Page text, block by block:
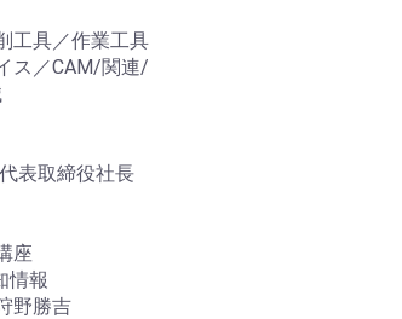
具／作業工具
／CAM/関連/
取締役社長
座
報
勝吉